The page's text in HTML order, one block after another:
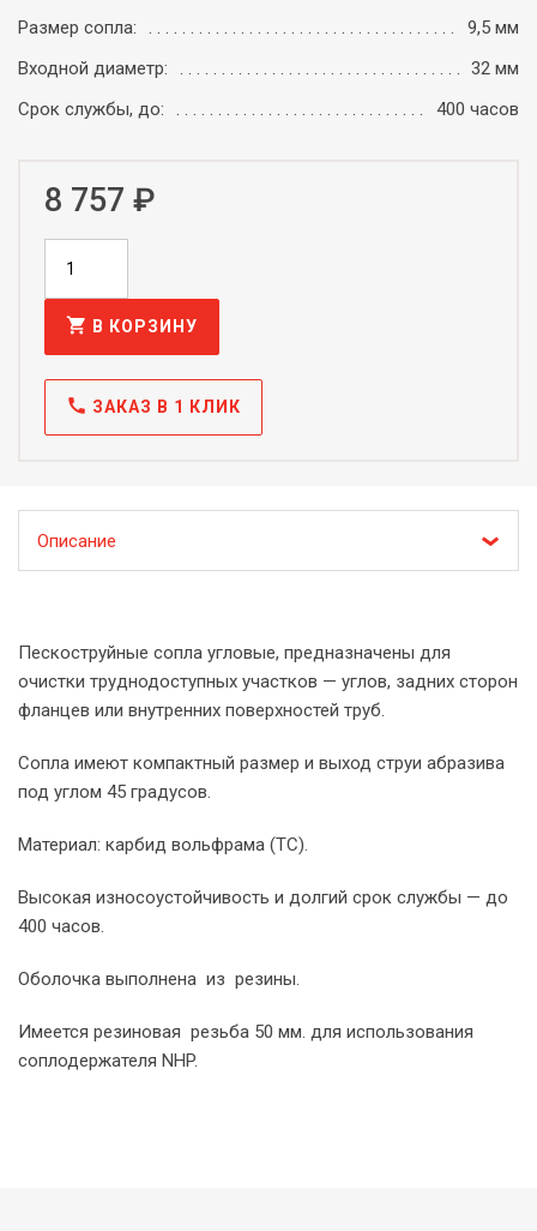
Размер сопла:
9,5 мм
Входной диаметр:
32 мм
Срок службы, до:
400 часов
8 757 ₽
shopping_cart В КОРЗИНУ
call ЗАКАЗ В 1 КЛИК
Описание
Пескоструйные сопла угловые, предназначены для
очистки труднодоступных участков — углов, задних сторон
фланцев или внутренних поверхностей труб.
Сопла имеют компактный размер и выход струи абразива
под углом 45 градусов.
Материал: карбид вольфрама (TC).
Высокая износоустойчивость и долгий срок службы — до
400 часов.
Оболочка выполнена из резины.
Имеется резиновая резьба 50 мм. для использования
соплодержателя NHP.